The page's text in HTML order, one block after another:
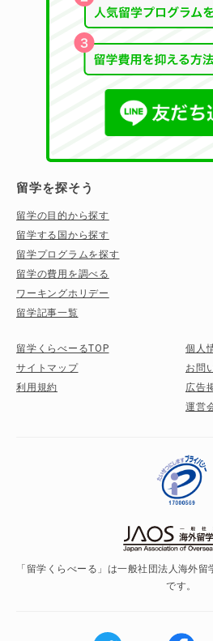
留学を探そう
留学の目的から探す
留学する国から探す
留学プログラムを探す
留学の費用を調べる
ワーキングホリデー
留学記事一覧
留学くらべーるTOP
サイトマップ
利用規約
個人
お問
広告
運営
「留学くらべーる」は一般社団法人海外
です。